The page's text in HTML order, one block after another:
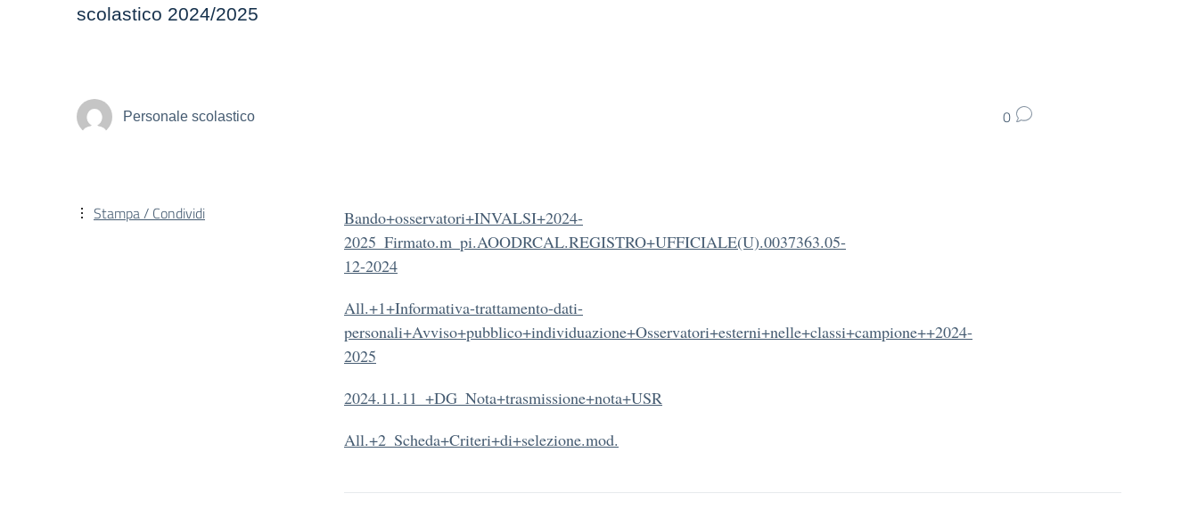
scolastico 2024/2025
Personale scolastico 0
Bando+osservatori+INVALSI+2024-
2025_Firmato.m_pi.AOODRCAL.REGISTRO+UFFICIALE(U).0037363.05-
12-2024
All.+1+Informativa-trattamento-dati-
personali+Avviso+pubblico+individuazione+Osservatori+esterni+nelle+classi+campione++2024-
2025
2024.11.11_+DG_Nota+trasmissione+nota+USR
All.+2_Scheda+Criteri+di+selezione.mod.
Stampa / Condividi